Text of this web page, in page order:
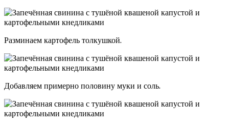
Разминаем картофель толкушкой.
Добавляем примерно половину муки и соль.